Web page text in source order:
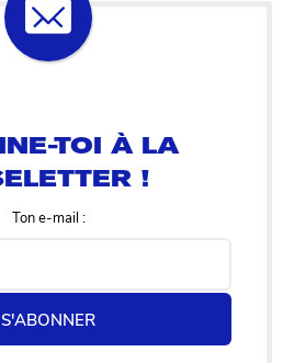
Ton e-mail :
S'ABONNER